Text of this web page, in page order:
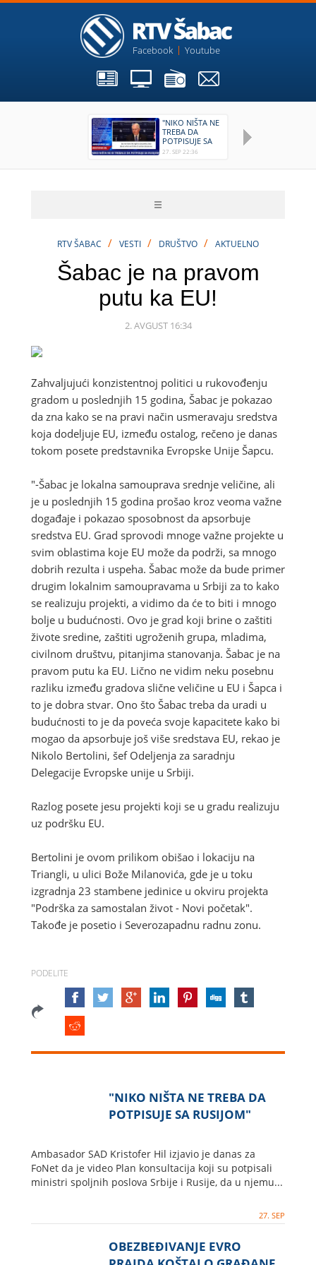
Facebook Youtube
"NIKO NIŠTA NE
TREBA DA
POTPISUJE SA
RUSIJOM"
27. SEP 22:36
RTV ŠABAC / VESTI / DRUŠTVO / AKTUELNO
Šabac je na pravom
putu ka EU!
2. AVGUST 16:34
Zahvaljujući konzistentnoj politici u rukovođenju
gradom u poslednjih 15 godina, Šabac je pokazao
da zna kako se na pravi način usmeravaju sredstva
koja dodeljuje EU, između ostalog, rečeno je danas
tokom posete predstavnika Evropske Unije Šapcu.
"-Šabac je lokalna samouprava srednje veličine, ali
je u poslednjih 15 godina prošao kroz veoma važne
događaje i pokazao sposobnost da apsorbuje
sredstva EU. Grad sprovodi mnoge važne projekte u
svim oblastima koje EU može da podrži, sa mnogo
dobrih rezulta i uspeha. Šabac može da bude primer
drugim lokalnim samoupravama u Srbiji za to kako
se realizuju projekti, a vidimo da će to biti i mnogo
bolje u budućnosti. Ovo je grad koji brine o zaštiti
živote sredine, zaštiti ugroženih grupa, mladima,
civilnom društvu, pitanjima stanovanja. Šabac je na
pravom putu ka EU. Lično ne vidim neku posebnu
razliku između gradova slične veličine u EU i Šapca i
to je dobra stvar. Ono što Šabac treba da uradi u
budućnosti to je da poveća svoje kapacitete kako bi
mogao da apsorbuje još više sredstava EU, rekao je
Nikolo Bertolini, šef Odeljenja za saradnju
Delegacije Evropske unije u Srbiji.
Razlog posete jesu projekti koji se u gradu realizuju
uz podršku EU.
Bertolini je ovom prilikom obišao i lokaciju na
Triangli, u ulici Bože Milanovića, gde je u toku
izgradnja 23 stambene jedinice u okviru projekta
"Podrška za samostalan život - Novi početak".
Takođe je posetio i Severozapadnu radnu zonu.
PODELITE
"NIKO NIŠTA NE TREBA DA
POTPISUJE SA RUSIJOM"
Ambasador SAD Kristofer Hil izjavio je danas za
FoNet da je video Plan konsultacija koji su potpisali
ministri spoljnih poslova Srbije i Rusije, da u njemu...
27. SEP
OBEZBEĐIVANJE EVRO